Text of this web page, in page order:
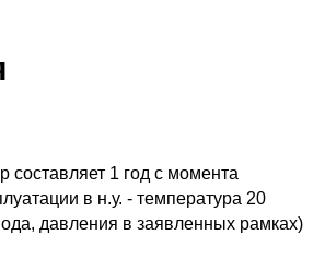
составляет 1 год с момента
в н.у. - температура 20
давления в заявленных рамках)